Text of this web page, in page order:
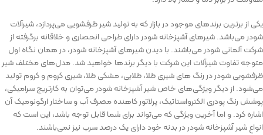
یکی از برترین برندهای موجود در بازار که به تولید شیر ظرفشویی می‌پردازد، شیرآلات
شودر می‌باشد. شیرهای آشپزخانه شودر دارای طراحی انحصاری و خلاقانه برگرفته از
شرکت آلمانی شودر می‌باشند. با دیدن شیرهای آشپزخانه شودر، در همان نگاه اول
متوجه تفاوت شیرآلات این شرکت با دیگر برندها خواهید شد. مدل‌های مختلف شیر
ظرفشویی شودر در رنگ های شیری طلا، طلایی، مشکی طلا، شیری کروم و کروم تولید
می‌شود. از دیگر ویژگی‌های خاص شیر آشپزخانه شودر می‌توان به کارتریج سرامیکی،
پوشش رنگ پودری الکترواستاتیک، پرلاتور کاهنده مصرف آب و ساختار ارگونومیک آن
اشاره کرد. و اما آخرین ویژگی که می‌تواند برای شما قابل توجه باشد، این است که
انواع شیر آشپزخانه شودر در بدنه خود دارای یک درصد سرب نیز نمی‌باشند.